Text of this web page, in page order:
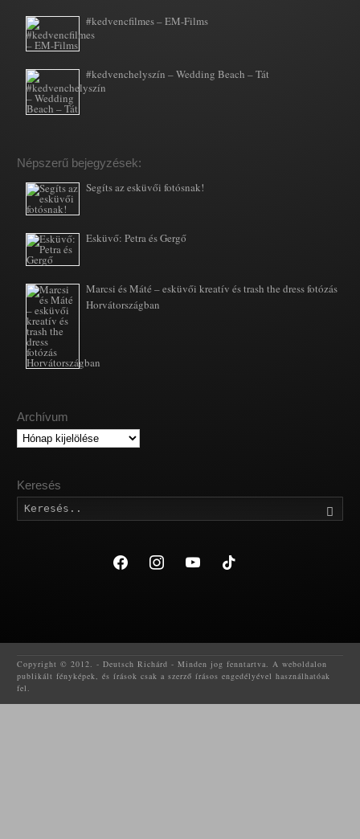
#kedvencfilmes – EM-Films
#kedvenchelyszín – Wedding Beach – Tát
Népszerű bejegyzések:
Segíts az esküvői fotósnak!
Esküvő: Petra és Gergő
Marcsi és Máté – esküvői kreatív és trash the dress fotózás
Horvátországban
Archívum
Archívum
Keresés
facebook instagram youtube tiktok
Copyright © 2012. - Deutsch Richárd - Minden jog fenntartva. A weboldalon
publikált fényképek, és írások csak a szerző írásos engedélyével használhatóak
fel.